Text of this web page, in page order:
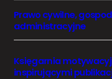
Prawo cywilne,
administracyjne
Księgarnia
inspirującymi